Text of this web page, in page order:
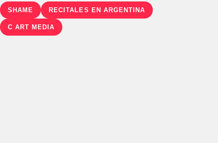
SHAME RECITALES EN ARGENTINA
C ART MEDIA